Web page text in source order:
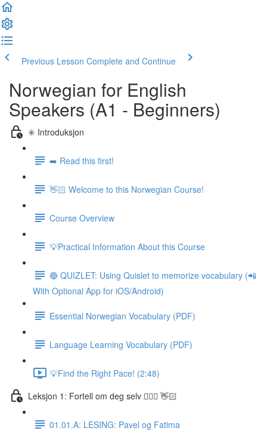
Previous Lesson Complete and Continue
Norwegian for English
Speakers (A1 - Beginners)
✳️ Introduksjon
➡️ Read this first!
👋🏻 Welcome to this Norwegian Course!
Course Overview
💡Practical Information About this Course
🔵 QUIZLET: Using Quislet to memorize vocabulary (📲
With Optional App for iOS/Android)
Essential Norwegian Vocabulary (PDF)
Language Learning Vocabulary (PDF)
💡Find the Right Pace! (2:48)
Leksjon 1: Fortell om deg selv 🙋🏽‍♀️ 👋🏻
01.01.A: LESING: Pavel og Fatima